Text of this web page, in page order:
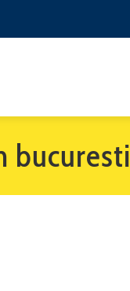
bucuresti